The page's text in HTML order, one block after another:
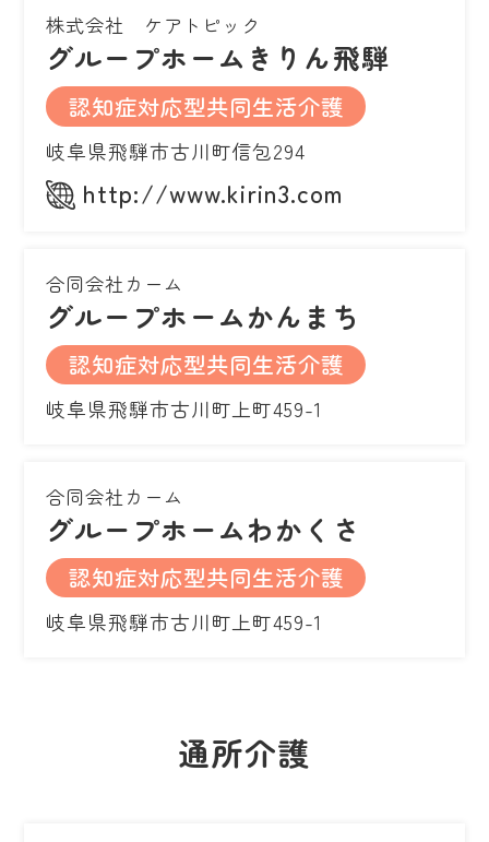
株式会社 ケアトピック
グループホームきりん飛騨
認知症対応型共同生活介護
岐阜県飛騨市古川町信包294
http://www.kirin3.com
合同会社カーム
グループホームかんまち
認知症対応型共同生活介護
岐阜県飛騨市古川町上町459-1
合同会社カーム
グループホームわかくさ
認知症対応型共同生活介護
岐阜県飛騨市古川町上町459-1
通所介護